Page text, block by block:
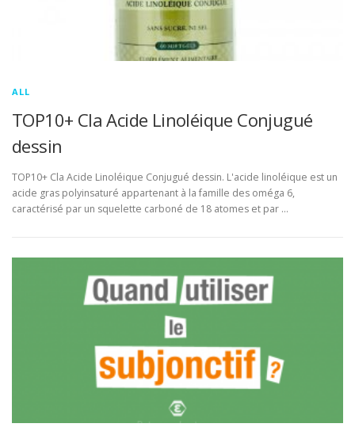
ALL
TOP10+ Cla Acide Linoléique Conjugué
dessin
TOP10+ Cla Acide Linoléique Conjugué dessin. L'acide linoléique est un
acide gras polyinsaturé appartenant à la famille des oméga 6,
caractérisé par un squelette carboné de 18 atomes et par …